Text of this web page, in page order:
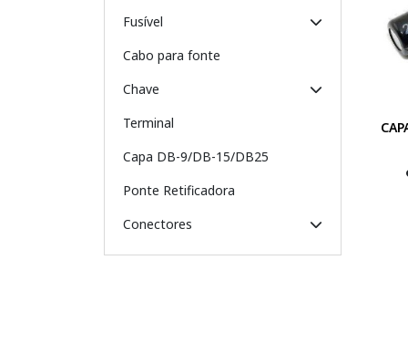
Fusível
Cabo para fonte
Chave
Terminal
Capa DB-9/DB-15/DB25
Ponte Retificadora
Conectores